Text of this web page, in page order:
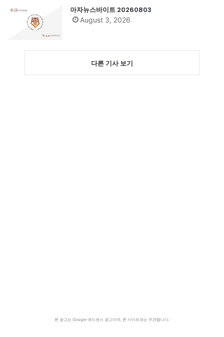
아자뉴스바이트 20260803
August 3, 2026
다른 기사 보기
본 광고는 Google 애드센스 광고이며, 본 사이트와는 무관합니다.